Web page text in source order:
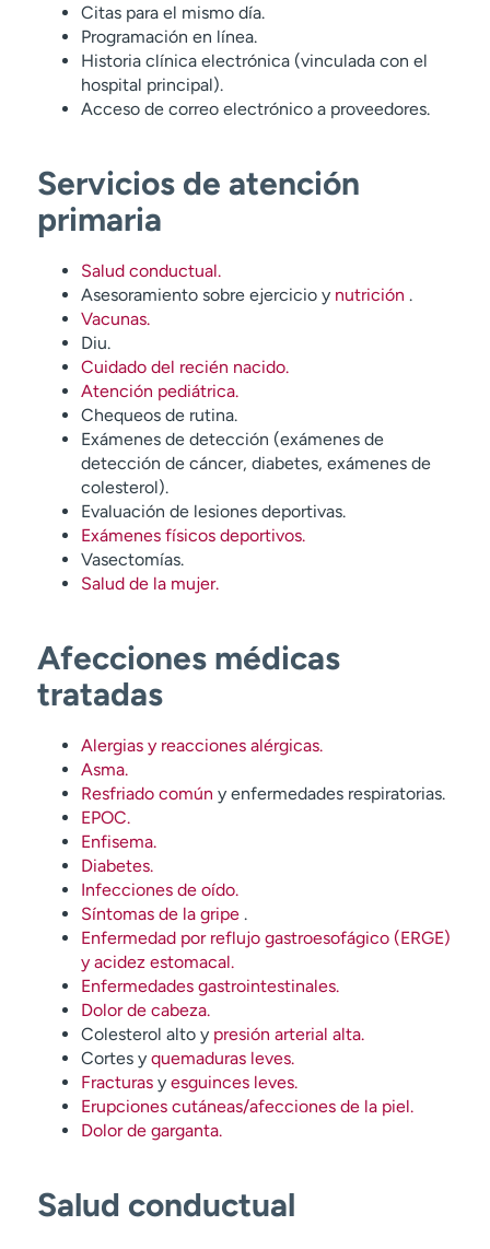
Citas para el mismo día.
Programación en línea.
Historia clínica electrónica (vinculada con el
hospital principal).
Acceso de correo electrónico a proveedores.
Servicios de atención
primaria
Salud conductual.
Asesoramiento sobre ejercicio y nutrición .
Vacunas.
Diu.
Cuidado del recién nacido.
Atención pediátrica.
Chequeos de rutina.
Exámenes de detección (exámenes de
detección de cáncer, diabetes, exámenes de
colesterol).
Evaluación de lesiones deportivas.
Exámenes físicos deportivos.
Vasectomías.
Salud de la mujer.
Afecciones médicas
tratadas
Alergias y reacciones alérgicas.
Asma.
Resfriado común y enfermedades respiratorias.
EPOC.
Enfisema.
Diabetes.
Infecciones de oído.
Síntomas de la gripe.
Enfermedad por reflujo gastroesofágico (ERGE)
y acidez estomacal.
Enfermedades gastrointestinales.
Dolor de cabeza.
Colesterol alto y presión arterial alta.
Cortes y quemaduras leves.
Fracturasy esguinces leves.
Erupciones cutáneas/afecciones de la piel.
Dolor de garganta.
Salud conductual